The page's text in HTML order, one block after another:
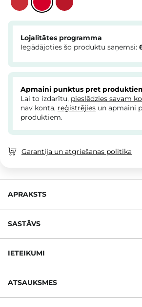
Lojalitātes programma
Iegādājoties šo produktu saņemsi:
Apmaini punktus pret
Lai to izdarītu, pieslēdzies savam
nav konta, reģistrējies un apmaini
produktiem.
Garantija un atgriešanas politika
APRAKSTS
SASTĀVS
IETEIKUMI
ATSAUKSMES